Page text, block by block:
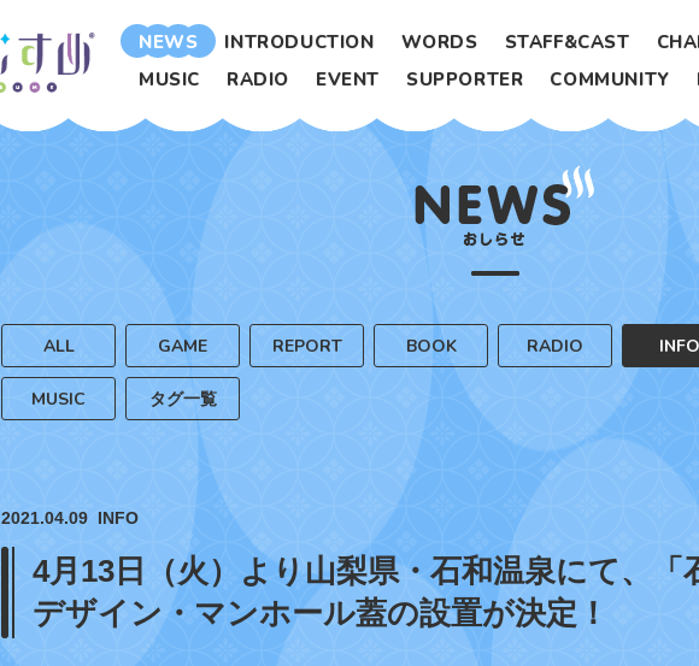
NEWS INTRODUCTION WORDS STAFF&CAST
MUSIC
RADIO EVENT SUPPORTER COMMUNITY
ALL GAME REPORT BOOK RADIO INFO
MUSIC タグ一覧
2021.04.09 INFO
4月13日（火）より山梨県・石和温泉にて、
デザイン・マンホール蓋の設置が決定！